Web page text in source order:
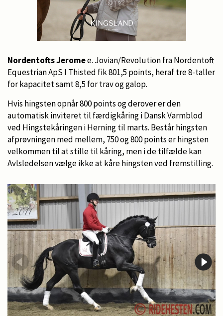
Nordentofts Jeromee. Jovian/Revolution fra Nordentoft
Equestrian ApS I Thisted fik 801,5 points, heraf tre 8-taller
for kapacitet samt 8,5 for trav og galop.
Hvis hingsten opnår 800 points og derover er den
automatisk inviteret til færdigkåring i Dansk Varmblod
ved Hingstekåringen i Herning til marts. Består hingsten
afprøvningen med mellem, 750 og 800 points er hingsten
velkommen til at stille til kåring, men i de tilfælde kan
Avlsledelsen vælge ikke at kåre hingsten ved fremstilling.